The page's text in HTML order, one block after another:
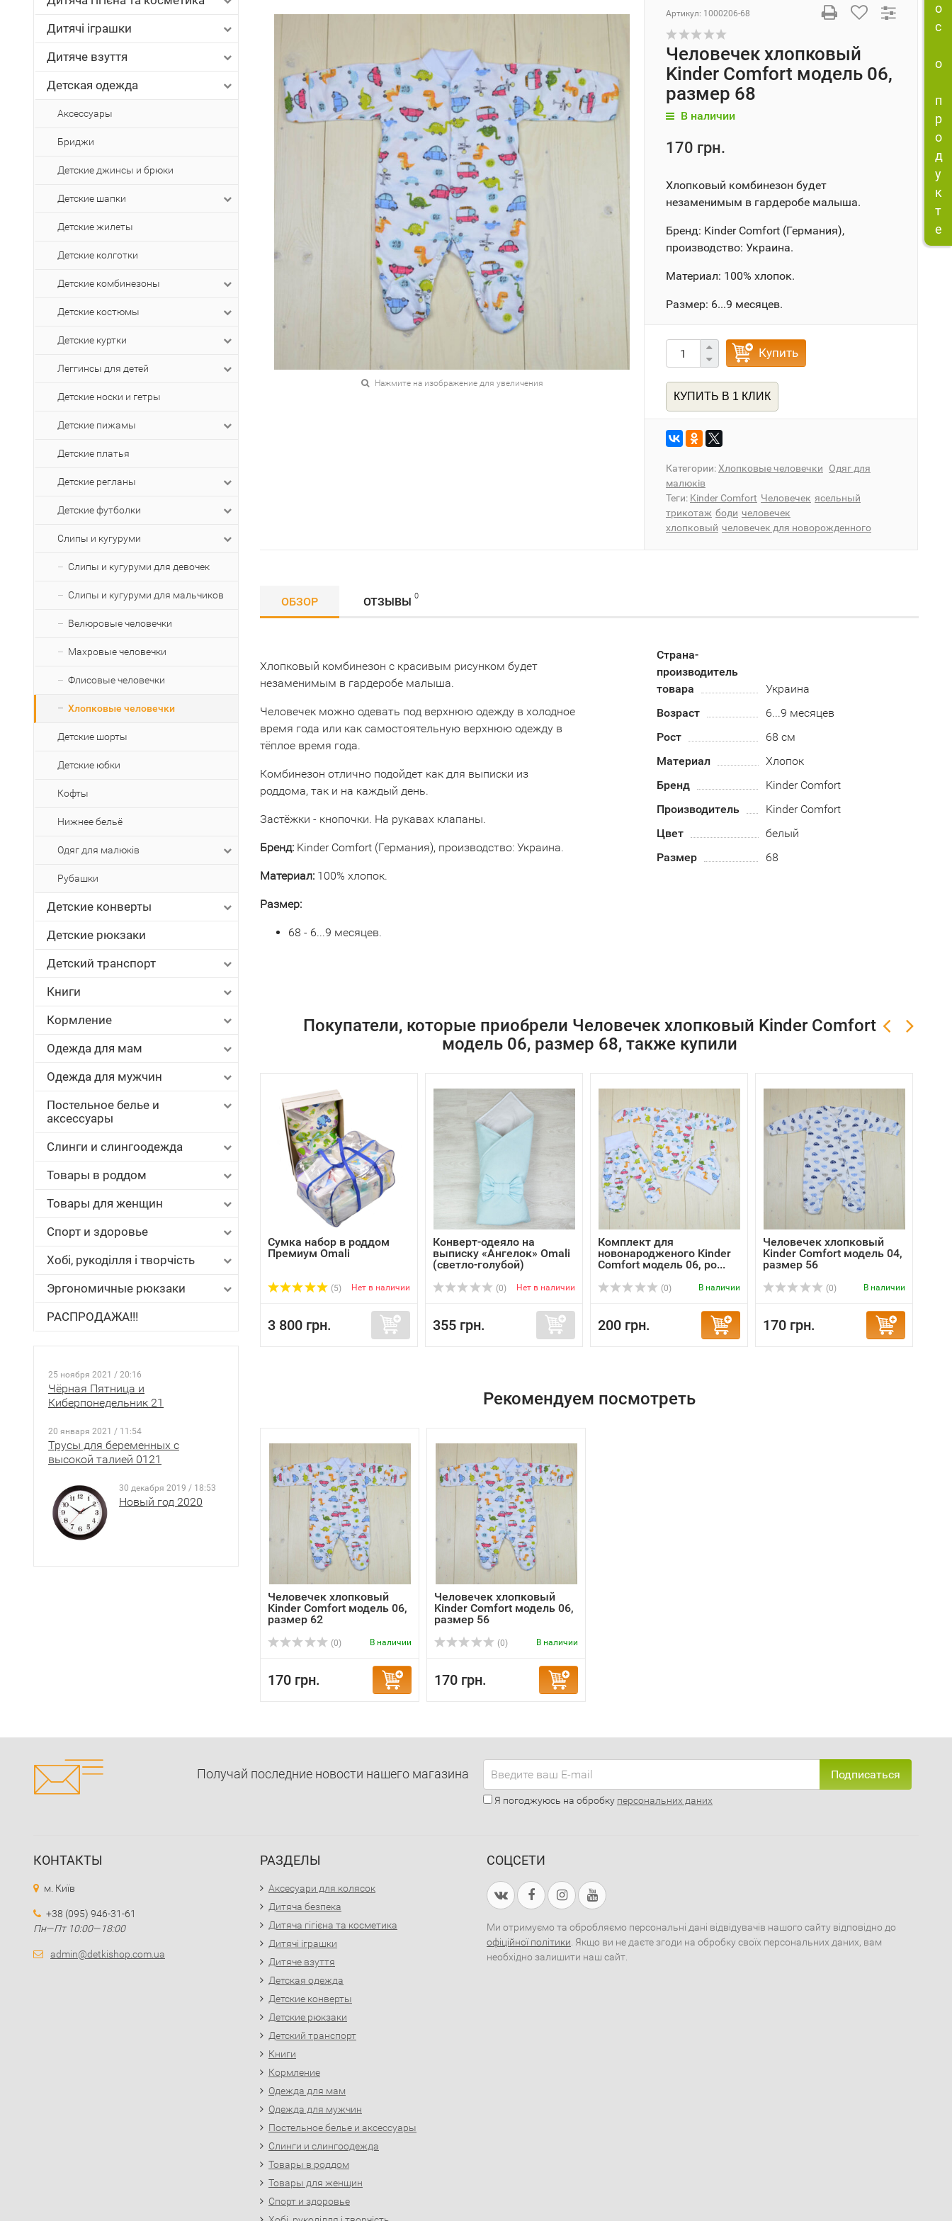
о
с
о
п
р
о
д
у
к
т
е
Дитячі іграшки
Дитяче взуття
Детская одежда
Аксессуары
Бриджи
Детские джинсы и брюки
Детские шапки
Детские жилеты
Детские колготки
Детские комбинезоны
Детские костюмы
Детские куртки
Леггинсы для детей
Детские носки и гетры
Детские пижамы
Детские платья
Детские регланы
Детские футболки
Слипы и кугуруми
Слипы и кугуруми для девочек
Слипы и кугуруми для мальчиков
Велюровые человечки
Махровые человечки
Флисовые человечки
Хлопковые человечки
Детские шорты
Детские юбки
Кофты
Нижнее бельё
Одяг для малюків
Рубашки
Детские конверты
Детские рюкзаки
Детский транспорт
Книги
Кормление
Одежда для мам
Одежда для мужчин
Постельное белье и
аксессуары
Слинги и слингоодежда
Товары в роддом
Товары для женщин
Спорт и здоровье
Хобі, рукоділля і творчість
Эргономичные рюкзаки
РАСПРОДАЖА!!!
25 ноября 2021 / 20:16
Чёрная Пятница и
Киберпонедельник 21
20 января 2021 / 11:54
Трусы для беременных с
высокой талией 0121
30 декабря 2019 / 18:53
Новый год 2020
Нажмите на изображение для увеличения
Артикул: 1000206-68
Человечек хлопковый
Kinder Comfort модель 06,
размер 68
В наличии
170 грн.
Хлопковый комбинезон будет
незаменимым в гардеробе малыша.
Бренд: Kinder Comfort (Германия),
производство: Украина.
Материал: 100% хлопок.
Размер: 6...9 месяцев.
Купить
КУПИТЬ В 1 КЛИК
Категории:Хлопковые человечки
Одяг для
малюків
Теги: Kinder Comfort Человечек ясельный
трикотаж боди человечек
хлопковый человечек для новорожденного
ОБЗОР ОТЗЫВЫ 0
Хлопковый комбинезон с красивым рисунком будет
незаменимым в гардеробе малыша.
Человечек можно одевать под верхнюю одежду в холодное
время года или как самостоятельную верхнюю одежду в
тёплое время года.
Комбинезон отлично подойдет как для выписки из
роддома, так и на каждый день.
Застёжки - кнопочки. На рукавах клапаны.
Бренд: Kinder Comfort (Германия), производство: Украина.
Материал: 100% хлопок.
Размер:
68 - 6...9 месяцев.
Страна-
производитель
товара
Украина
Возраст
6...9 месяцев
Рост
68 см
Материал
Хлопок
Бренд
Kinder Comfort
Производитель
Kinder Comfort
Цвет
белый
Размер
68
Покупатели, которые приобрели Человечек хлопковый Kinder Comfort
модель 06, размер 68, также купили
Сумка набор в роддом
Премиум Omali
(5) Нет в наличии
3 800 грн.
Конверт-одеяло на
выписку «Ангелок» Omali
(светло-голубой)
(0) Нет в наличии
355 грн.
Комплект для
новонародженого Kinder
Comfort модель 06, ро...
(0) В наличии
200 грн.
Человечек хлопковый
Kinder Comfort модель 04,
размер 56
(0) В наличии
170 грн.
Рекомендуем посмотреть
Человечек хлопковый
Kinder Comfort модель 06,
размер 62
(0) В наличии
170 грн.
Человечек хлопковый
Kinder Comfort модель 06,
размер 56
(0) В наличии
170 грн.
Получай последние новости нашего магазина Подписаться
Я погоджуюсь на обробку персональних даних
КОНТАКТЫ
м. Київ
+38 (095) 946-31-61
Пн—Пт 10:00—18:00
admin@detkishop.com.ua
РАЗДЕЛЫ
Аксесуари для колясок
Дитяча безпека
Дитяча гігієна та косметика
Дитячі іграшки
Дитяче взуття
Детская одежда
Детские конверты
Детские рюкзаки
Детский транспорт
Книги
Кормление
Одежда для мам
Одежда для мужчин
Постельное белье и аксессуары
Слинги и слингоодежда
Товары в роддом
Товары для женщин
Спорт и здоровье
СОЦСЕТИ
Ми отримуємо та обробляємо персональні дані відвідувачів нашого сайту відповідно до
офіційної політики . Якщо ви не даєте згоди на обробку своїх персональних даних, вам
необхідно залишити наш сайт.